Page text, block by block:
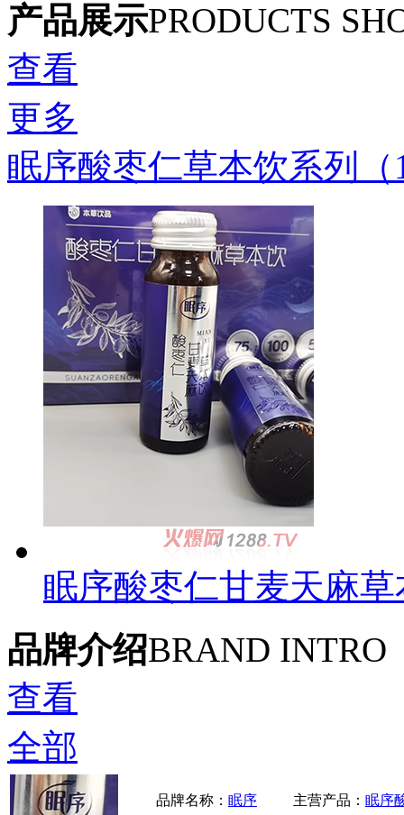
产品展示PRODUCTS
查看
更多
眠序酸枣仁草本饮系列（
眠序酸枣仁甘麦天麻草
品牌介绍BRAND INTRO
查看
全部
品牌名称： 眠序 主营产品： 眠序